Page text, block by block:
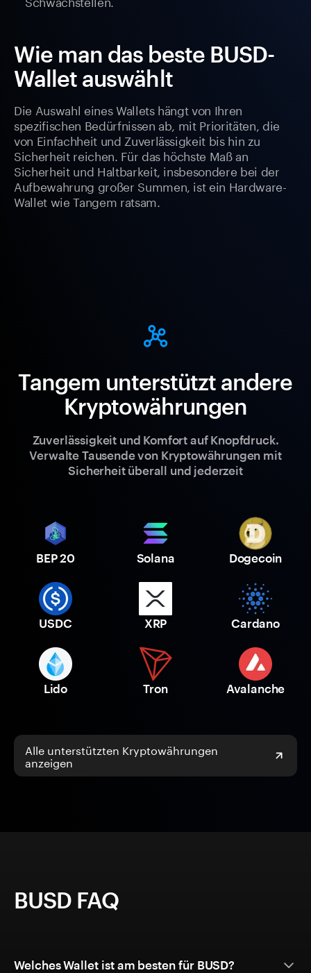
Wie man das beste BUSD-
Wallet auswählt
Die Auswahl eines Wallets hängt von Ihren
spezifischen Bedürfnissen ab, mit Prioritäten, die
von Einfachheit und Zuverlässigkeit bis hin zu
Sicherheit reichen. Für das höchste Maß an
Sicherheit und Haltbarkeit, insbesondere bei der
Aufbewahrung großer Summen, ist ein Hardware-
Wallet wie Tangem ratsam.
Tangem unterstützt andere
Kryptowährungen
Zuverlässigkeit und Komfort auf Knopfdruck.
Verwalte Tausende von Kryptowährungen mit
Sicherheit überall und jederzeit
BEP 20 Solana Dogecoin
USDC XRP Cardano
Lido Tron Avalanche
Alle unterstützten Kryptowährungen
anzeigen
BUSD FAQ
Welches Wallet ist am besten für BUSD?